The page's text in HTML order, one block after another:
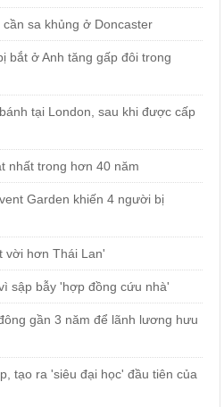
sa khủng ở Doncaster
bắt ở Anh tăng gấp đôi trong
tại London, sau khi được cấp
nhất trong hơn 40 năm
Garden khiến 4 người bị
vời hơn Thái Lan'
sập bẫy 'hợp đồng cứu nhà'
gần 3 năm để lãnh lương hưu
tạo ra 'siêu đại học' đầu tiên của